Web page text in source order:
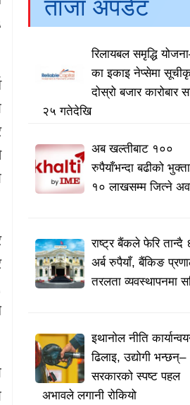
ताजा अपडेट
रिलायबल समृद्धि
का इकाइ नेप्सेमा
दोस्रो बजार कारोबार
२५ गतेदेखि
अब खल्तीबाट १००
रुपैयाँभन्दा बढीको
१० लाखसम्म जित्ने
राष्ट्र बैंकले फेरि तान्दै
अर्ब रुपैयाँ, बैंकिङ
तरलता व्यवस्थापनमा
इथानोल नीति
ढिलाइ, उद्योगी भन्छन्–
सरकारको स्पष्ट पहल
अभावले लगानी रोकियो